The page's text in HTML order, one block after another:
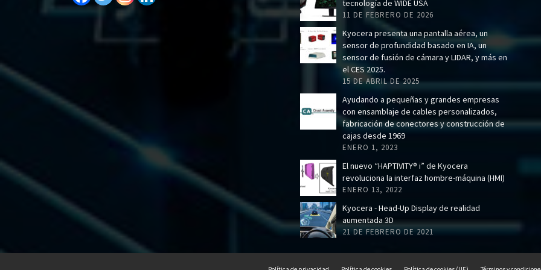
tecnología de WIDE USA
11 DE FEBRERO DE 2026
Kyocera presenta una pantalla aérea, un
sensor de profundidad basado en IA, un
sensor de fusión de cámara y LIDAR, y más en
el CES 2025.
15 DE ABRIL DE 2025
Ayudando a pequeñas y grandes empresas
con ensamblaje de cables personalizados,
fabricación de conectores y construcción de
cajas desde 1969
ENERO 1, 2023
El nuevo “HAPTIVITY® i” de Kyocera
revoluciona la interfaz hombre-máquina (HMI)
ENERO 13, 2022
Kyocera - Head-Up Display de realidad
aumentada 3D
21 DE FEBRERO DE 2021